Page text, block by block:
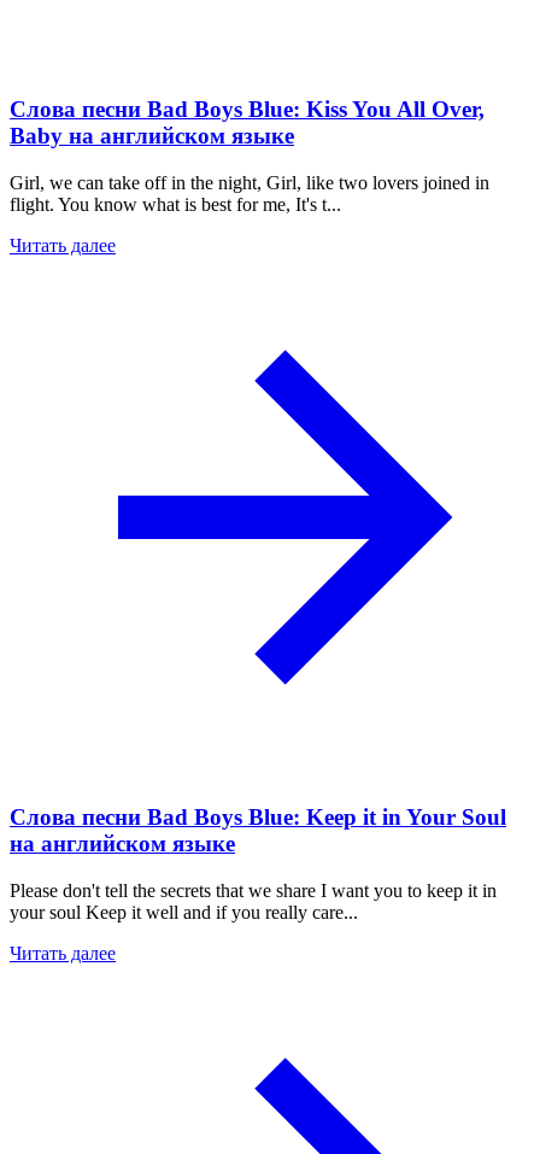
Слова песни Bad Boys Blue: Kiss You All Over,
Baby на английском языке
Girl, we can take off in the night, Girl, like two lovers joined in
flight. You know what is best for me, It's t...
Читать далее
Слова песни Bad Boys Blue: Keep it in Your Soul
на английском языке
Please don't tell the secrets that we share I want you to keep it in
your soul Keep it well and if you really care...
Читать далее